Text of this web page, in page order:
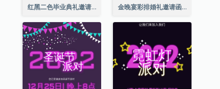
红黑二色毕业典礼邀请函 金晚宴彩排婚礼邀请函